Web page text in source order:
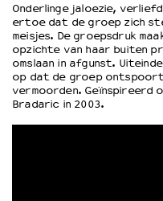
OVER LANTARENVENSTER
Wat we doen
Werken bij
Wie is wie
Word vriend
Onderlinge jaloezie,
ertoe dat de groep zich
meisjes. De groepsdruk
opzichte van haar buiten
omslaan in afgunst.
op dat de groep
vermoorden. Geïnspireerd
Bradaric in 2003.